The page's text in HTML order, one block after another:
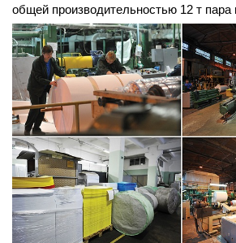
общей производительностью 12 т пара